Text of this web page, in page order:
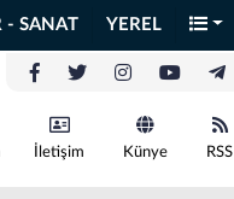
- SANAT YEREL
İletişim Künye RSS